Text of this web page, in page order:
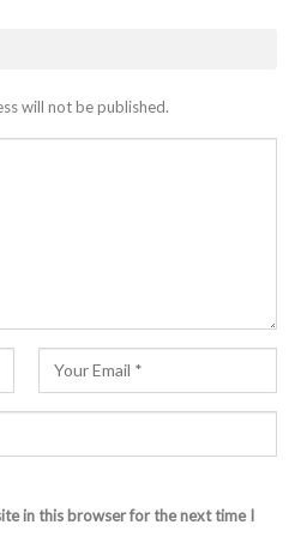
will not be published.
in this browser for the next time I